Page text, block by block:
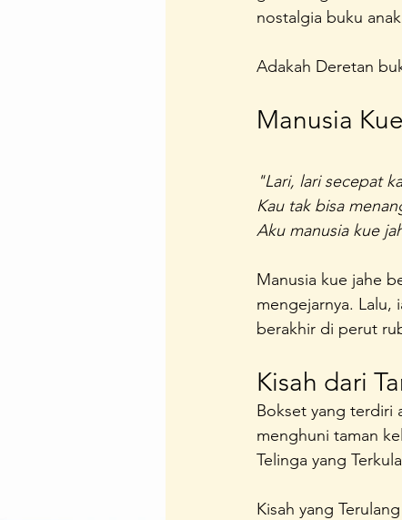
Regenerasi Ibu Profesional
nostalgia buku
Adakah Deretan
Manusia
"Lari, lari secepat
Kau tak bisa
Aku manusia kue
Manusia kue jahe
mengejarnya. Lalu,
berakhir di perut
Kisah dari
Bokset yang terdiri
menghuni taman
Telinga yang
Kisah yang